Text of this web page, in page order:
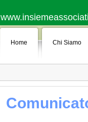
Home Chi Siamo